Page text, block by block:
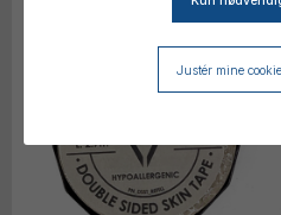
Justér mine